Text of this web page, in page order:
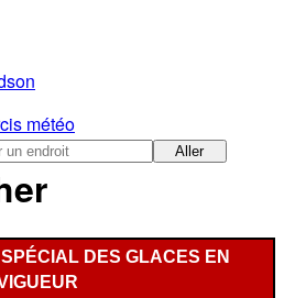
météo
Aller
DES GLACES EN